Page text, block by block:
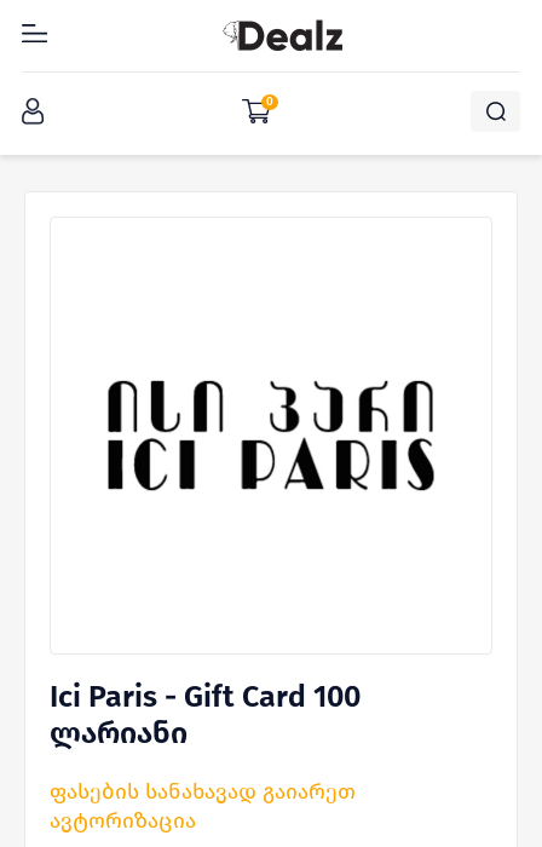
0
Ici Paris - Gift Card 100
ლარიანი
ფასების სანახავად გაიარეთ
ავტორიზაცია